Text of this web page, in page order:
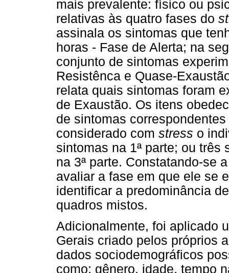
mais prevalente: físico ou
relativas às quatro fases do
assinala os sintomas que
horas - Fase de Alerta; na
conjunto de sintomas
Resistênca e Quase-
relata quais sintomas foram
de Exaustão. Os itens
de sintomas
considerado com stress o
sintomas na 1ª parte; ou três
na 3ª parte. Constatando-se
avaliar a fase em que ele se
identificar a predominância
quadros mistos.
Adicionalmente, foi aplicado
Gerais criado pelos próprios
dados sociodemográficos
como: gênero, idade, tempo